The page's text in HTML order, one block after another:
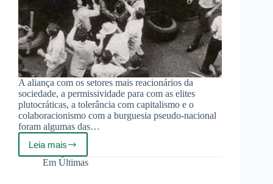
A aliança com os setores mais reacionários da
sociedade, a permissividade para com as elites
plutocráticas, a tolerância com capitalismo e o
colaboracionismo com a burguesia pseudo-nacional
foram algumas das…
Leia mais
Abaixo
o
Em Últimas